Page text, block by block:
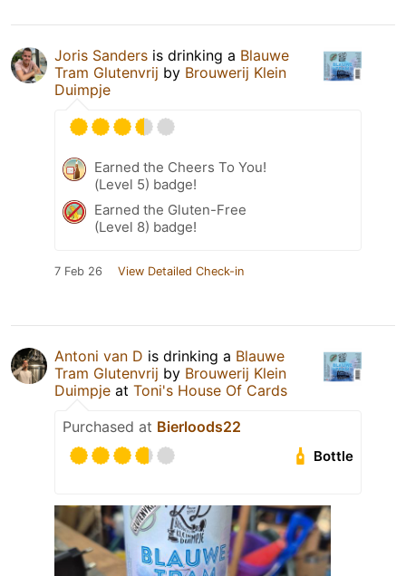
Joris Sanders is drinking a Blauwe
Tram Glutenvrij by Brouwerij Klein
Duimpje
Earned the Cheers To You!
(Level 5) badge!
Earned the Gluten-Free
(Level 8) badge!
7 Feb 26 View Detailed Check-in
Antoni van D is drinking a Blauwe
Tram Glutenvrij by Brouwerij Klein
Duimpje at Toni's House Of Cards
Purchased at Bierloods22
Bottle